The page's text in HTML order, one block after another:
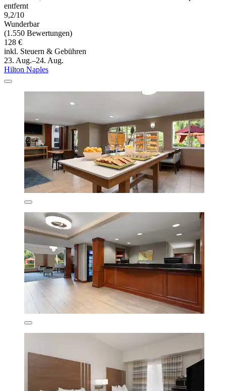
entfernt
9,2/10
Wunderbar
(1.550 Bewertungen)
128 €
inkl. Steuern & Gebühren
23. Aug.–24. Aug.
Hilton Naples